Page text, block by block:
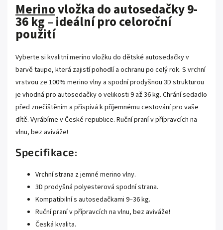
Merinovložka do autosedačky 9-
36 kg – ideální pro celoroční
použití
Vyberte si kvalitní merino vložku do dětské autosedačky v
barvě taupe, která zajistí pohodlí a ochranu po celý rok. S vrchní
vrstvou ze 100% merino vlny a spodní prodyšnou 3D strukturou
je vhodná pro autosedačky o velikosti 9 až 36 kg. Chrání sedadlo
před znečištěním a přispívá k příjemnému cestování pro vaše
dítě. Vyrábíme v České republice. Ruční praní v přípravcích na
vlnu, bez aviváže!
Specifikace:
Vrchní strana z jemné merino vlny.
3D prodyšná polyesterová spodní strana.
Kompatibilní s autosedačkami 9–36 kg.
Ruční praní v přípravcích na vlnu, bez aviváže!
Česká kvalita.